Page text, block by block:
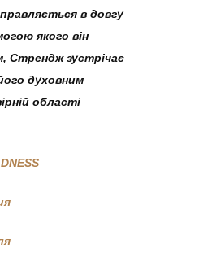
в довгу
якого він
Стрендж зустрічає
духовним
області